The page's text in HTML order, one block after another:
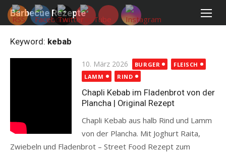
Skip
Barbecue Rezepte
Keyword: kebab
Posted
on
10. März 2026 BURGER
FLEISCH
LAMM
RIND
Chapli Kebab im Fladenbrot von der
Plancha | Original Rezept
Chapli Kebab aus halb Rind und Lamm
von der Plancha. Mit Joghurt Raita,
Zwiebeln und Fladenbrot – Street Food Rezept zum